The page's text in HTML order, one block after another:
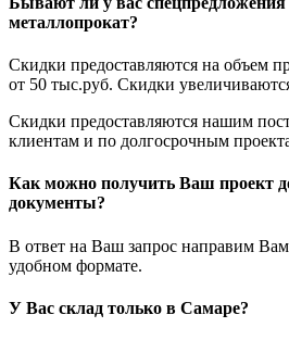
металлопрокат?
Скидки предоставляются на объем
от 50 тыс.руб. Скидки
Скидки предоставляются нашим
клиентам и по долгосрочным
Как можно получить Ваш проект
документы?
В ответ на Ваш запрос направим
удобном формате.
У Вас склад только в Самаре?